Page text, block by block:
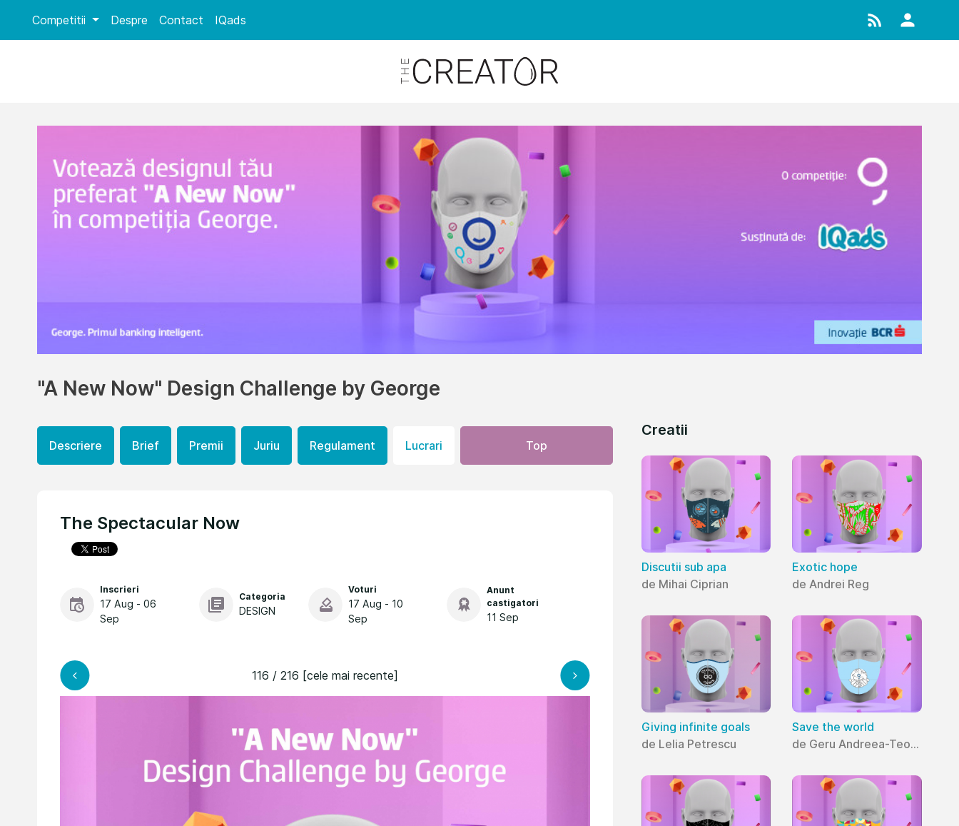
Competitii Despre Contact IQads
"A New Now" Design Challenge by George
Descriere Brief Premii Juriu Regulament Lucrari Top
The Spectacular Now
Inscrieri
17 Aug - 06
Sep
Categoria
DESIGN
Voturi
17 Aug - 10
Sep
Anunt
castigatori
11 Sep
116 / 216 [cele mai recente]
Creatii
Discutii sub apa
de Mihai Ciprian
Exotic hope
de Andrei Reg
Giving infinite goals
de Lelia Petrescu
Save the world
de Geru Andreea-Teodora